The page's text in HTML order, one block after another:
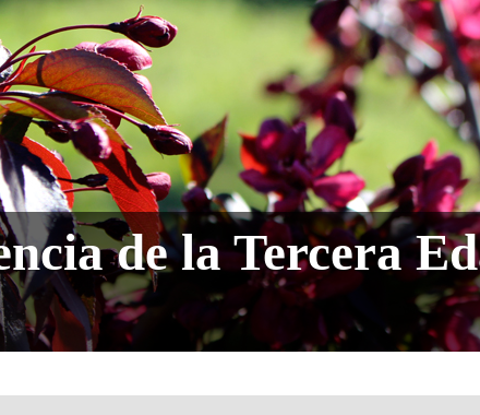
de la Tercera